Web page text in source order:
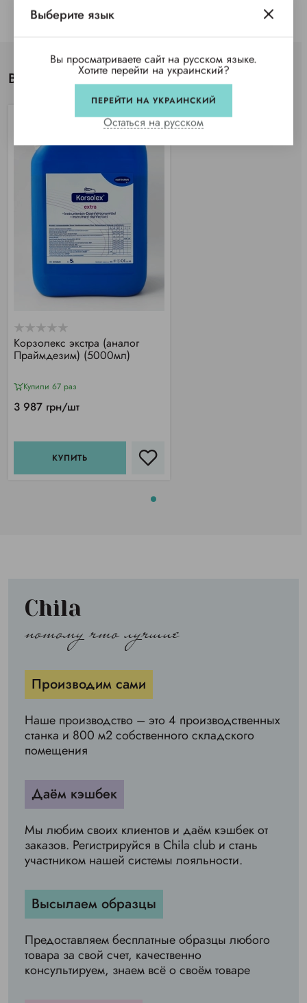
Вы просматривали
Корзолекс экстра (аналог
Праймдезим) (5000мл)
Купили 67 раз
3 987 грн/шт
КУПИТЬ
Chila
потому что лучшие
Производим сами
Наше производство – это 4 производственных
станка и 800 м2 собственного складского
помещения
Даём кэшбек
Мы любим своих клиентов и даём кэшбек от
заказов. Регистрируйся в Chila club и стань
участником нашей системы лояльности.
Высылаем образцы
Предоставляем бесплатные образцы любого
товара за свой счет, качественно
консультируем, знаем всё о своём товаре
Выберите язык
Вы просматриваете сайт на русском языке.
Хотите перейти на украинский?
ПЕРЕЙТИ НА УКРАИНСКИЙ
Остаться на русском